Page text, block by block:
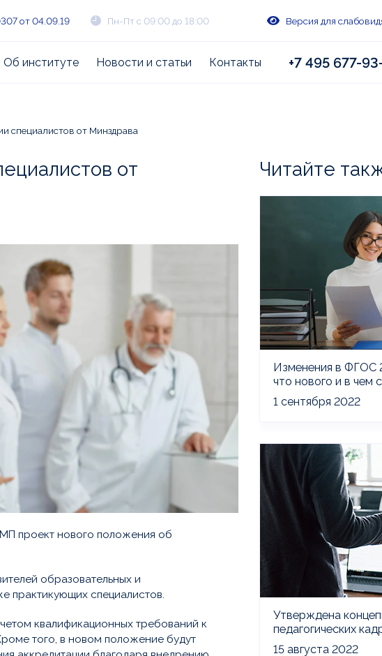
от 04.09.19 Пн-Пт с 09:00 до 18:00 Версия для
Об институте Новости и статьи Контакты +7 495 677-
специалистов от Минздрава
от
проект нового положения об
образовательных и
практикующих специалистов.
квалификационных требований к
того, в новом положение будут
Читайте
Изменения в ФГОС
что нового и в чем
1 сентября 2022
Утверждена
педагогических
15 августа 2022